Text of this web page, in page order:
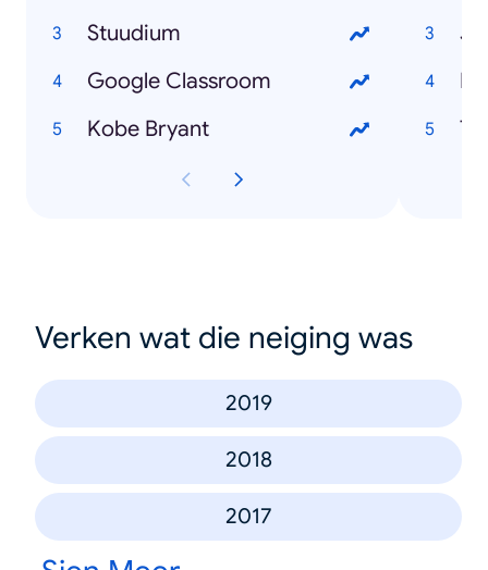
Stuudium
Google Classroom
Kobe Bryant
Verken wat die neiging was
2019
2018
2017